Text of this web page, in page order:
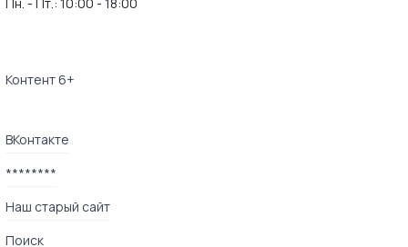
Контент 6+
ВКонтакте
********
Наш старый сайт
Поиск